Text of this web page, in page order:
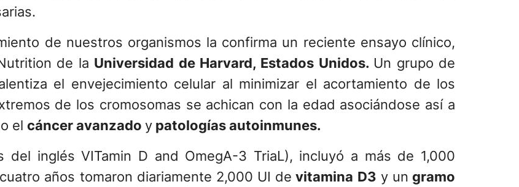
de nuestros organismos la confirma un reciente ensayo clínico,
de la Universidad de Harvard, Estados Unidos. Un grupo de
el envejecimiento celular al minimizar el acortamiento de los
de los cromosomas se achican con la edad asociándose así a
el cáncer avanzado y patologías autoinmunes.
del inglés VITamin D and OmegA-3 TriaL), incluyó a más de 1,000
años tomaron diariamente 2,000 UI de vitamina D3 y un gramo